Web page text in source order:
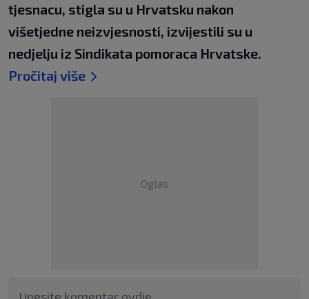
tjesnacu, stigla su u Hrvatsku nakon
višetjedne neizvjesnosti, izvijestili su u
nedjelju iz Sindikata pomoraca Hrvatske.
Pročitaj više
Oglas